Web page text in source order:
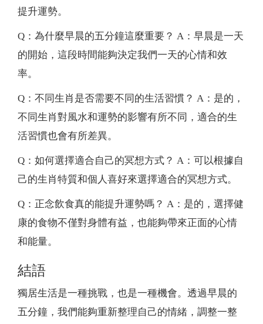
提升運勢。
Q：為什麼早晨的五分鐘這麼重要？ A：早晨是一天
的開始，這段時間能夠決定我們一天的心情和效
率。
Q：不同生肖是否需要不同的生活習慣？ A：是的，
不同生肖對風水和運勢的影響有所不同，適合的生
活習慣也會有所差異。
Q：如何選擇適合自己的冥想方式？ A：可以根據自
己的生肖特質和個人喜好來選擇適合的冥想方式。
Q：正念飲食真的能提升運勢嗎？ A：是的，選擇健
康的食物不僅對身體有益，也能夠帶來正面的心情
和能量。
結語
獨居生活是一種挑戰，也是一種機會。透過早晨的
五分鐘，我們能夠重新整理自己的情緒，調整一整